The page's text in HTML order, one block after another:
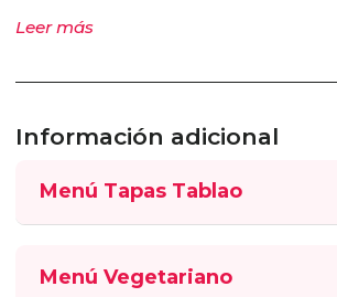
Leer más
Información adicional
Menú Tapas Tablao
Menú Vegetariano